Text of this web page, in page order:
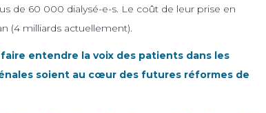
de 60 000 dialysé-e-s. Le coût de leur prise en
(4 milliards actuellement).
entendre la voix des patients dans les
soient au cœur des futures réformes de